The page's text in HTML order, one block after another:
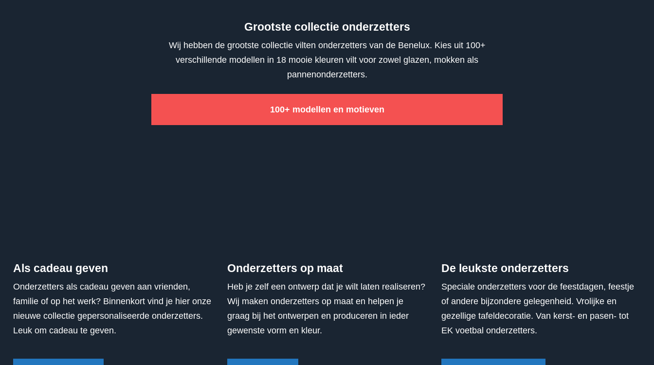
Grootste collectie onderzetters
Wij hebben de grootste collectie vilten onderzetters van de Benelux. Kies uit 100+
verschillende modellen in 18 mooie kleuren vilt voor zowel glazen, mokken als
pannenonderzetters.
100+ modellen en motieven
Als cadeau geven
Onderzetters als cadeau geven aan vrienden,
familie of op het werk? Binnenkort vind je hier onze
nieuwe collectie gepersonaliseerde onderzetters.
Leuk om cadeau te geven.
Onderzetters op maat
Heb je zelf een ontwerp dat je wilt laten realiseren?
Wij maken onderzetters op maat en helpen je
graag bij het ontwerpen en produceren in ieder
gewenste vorm en kleur.
De leukste onderzetters
Speciale onderzetters voor de feestdagen, feestje
of andere bijzondere gelegenheid. Vrolijke en
gezellige tafeldecoratie. Van kerst- en pasen- tot
EK voetbal onderzetters.